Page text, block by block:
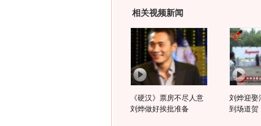
相关视频新闻
《硬汉》票房不尽人意
刘烨做好挨批准备
刘烨迎娶
到场道贺